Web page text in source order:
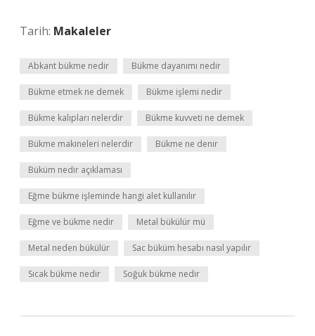
Tarih: Makaleler
Abkant bükme nedir Bükme dayanımı nedir
Bükme etmek ne demek Bükme işlemi nedir
Bükme kalıpları nelerdir Bükme kuvveti ne demek
Bükme makineleri nelerdir Bükme ne denir
Büküm nedir açıklaması
Eğme bükme işleminde hangi alet kullanılır
Eğme ve bükme nedir Metal bükülür mü
Metal neden bükülür Sac büküm hesabı nasıl yapılır
Sıcak bükme nedir Soğuk bükme nedir